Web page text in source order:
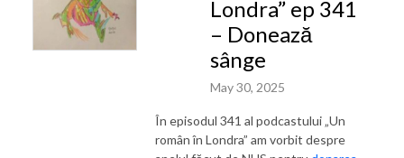
Londra” ep 341
– Donează
sânge
May 30, 2025
În episodul 341 al podcastului „Un
român în Londra” am vorbit despre